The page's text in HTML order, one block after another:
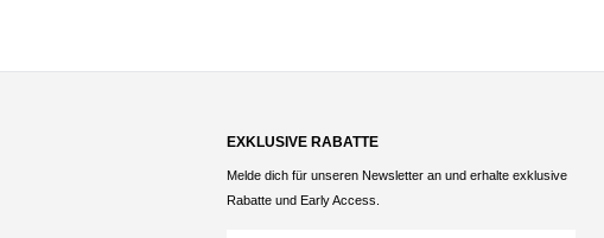
EXKLUSIVE RABATTE
Melde dich für unseren Newsletter an und erhalte exklusive
Rabatte und Early Access.